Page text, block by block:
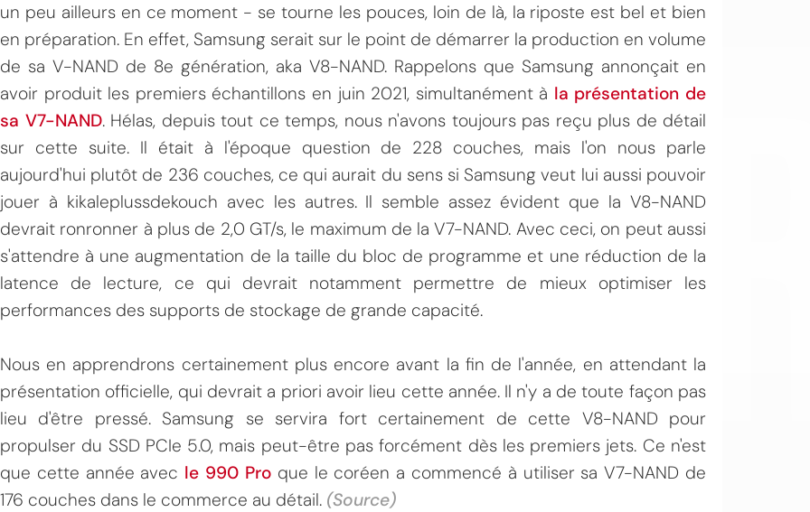
un peu ailleurs en ce moment - se tourne les pouces, loin de là, la riposte est bel et bien
en préparation. En effet, Samsung serait sur le point de démarrer la production en volume
de sa V-NAND de 8e génération, aka V8-NAND. Rappelons que Samsung annonçait en
avoir produit les premiers échantillons en juin 2021, simultanément à la présentation de
sa V7-NAND. Hélas, depuis tout ce temps, nous n'avons toujours pas reçu plus de détail
sur cette suite. Il était à l'époque question de 228 couches, mais l'on nous parle
aujourd'hui plutôt de 236 couches, ce qui aurait du sens si Samsung veut lui aussi pouvoir
jouer à kikaleplussdekouch avec les autres. Il semble assez évident que la V8-NAND
devrait ronronner à plus de 2,0 GT/s, le maximum de la V7-NAND. Avec ceci, on peut aussi
s'attendre à une augmentation de la taille du bloc de programme et une réduction de la
latence de lecture, ce qui devrait notamment permettre de mieux optimiser les
performances des supports de stockage de grande capacité.
Nous en apprendrons certainement plus encore avant la fin de l'année, en attendant la
présentation officielle, qui devrait a priori avoir lieu cette année. Il n'y a de toute façon pas
lieu d'être pressé. Samsung se servira fort certainement de cette V8-NAND pour
propulser du SSD PCIe 5.0, mais peut-être pas forcément dès les premiers jets. Ce n'est
que cette année avec le 990 Proque le coréen a commencé à utiliser sa V7-NAND de
176 couches dans le commerce au détail. (Source)